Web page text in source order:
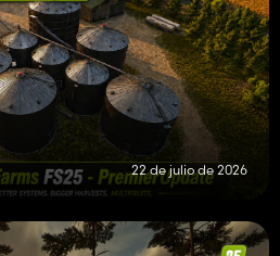
22 de julio de 2026